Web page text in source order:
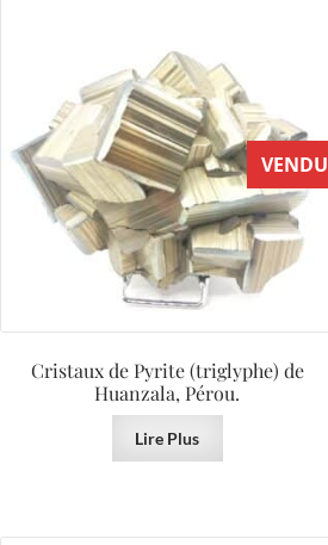
VENDU
Cristaux de Pyrite (triglyphe) de
Huanzala, Pérou.
Lire Plus